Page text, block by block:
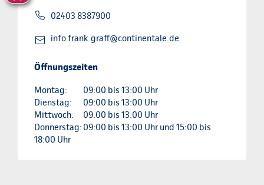
02403 8387900
info.frank.graff@continentale.de
Öffnungszeiten
Montag:
09:00 bis 13:00 Uhr
Dienstag:
09:00 bis 13:00 Uhr
Mittwoch:
09:00 bis 13:00 Uhr
Donnerstag: 09:00 bis 13:00 Uhr und 15:00 bis
18:00 Uhr